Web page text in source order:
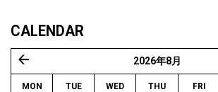
CALENDAR
2026年8月
MON TUE WED THU FRI